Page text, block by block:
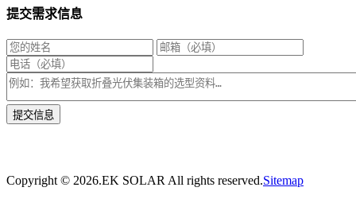
提交需求信息
Copyright © 2026.EK SOLAR All rights reserved.Sitemap